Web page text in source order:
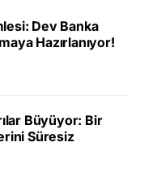
Dev Banka
Hazırlanıyor!
Büyüyor: Bir
Süresiz